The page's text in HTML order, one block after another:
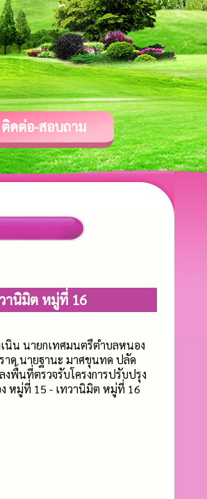
ติดต่อ-สอบถาม
านิมิต หมู่ที่ 16
นิน นายกเทศมนตรีตำบลหนอง
าด นายฐานะ มาศขุนทด ปลัด
งพื้นที่ตรวจรับโครงการปรับปรุง
หมู่ที่ 15 - เทวานิมิต หมู่ที่ 16